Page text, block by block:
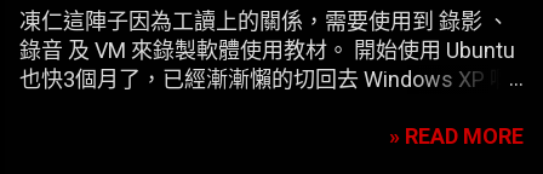
凍仁這陣子因為工讀上的關係，需要使用到 錄影 、
錄音 及 VM 來錄製軟體使用教材。 開始使用 Ubuntu
也快3個月了，已經漸漸懶的切回去 Windows XP 啊
案。 一開始要安裝 VirtualBox 凍仁是使用應用程式選
» READ MORE